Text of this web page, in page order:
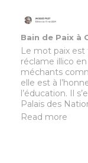
Bain de Paix à
Le mot paix est
réclame illico
méchants
elle est à
l’éducation. Il
Palais des
Read more